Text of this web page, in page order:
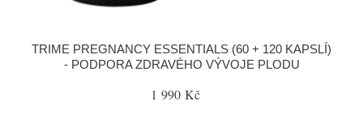
TRIME PREGNANCY ESSENTIALS (60 + 120 KAPSLÍ)
- PODPORA ZDRAVÉHO VÝVOJE PLODU
1 990 Kč